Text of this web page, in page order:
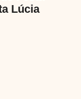
Lúcia